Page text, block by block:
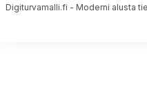
Digiturvamalli.fi - Moderni alusta